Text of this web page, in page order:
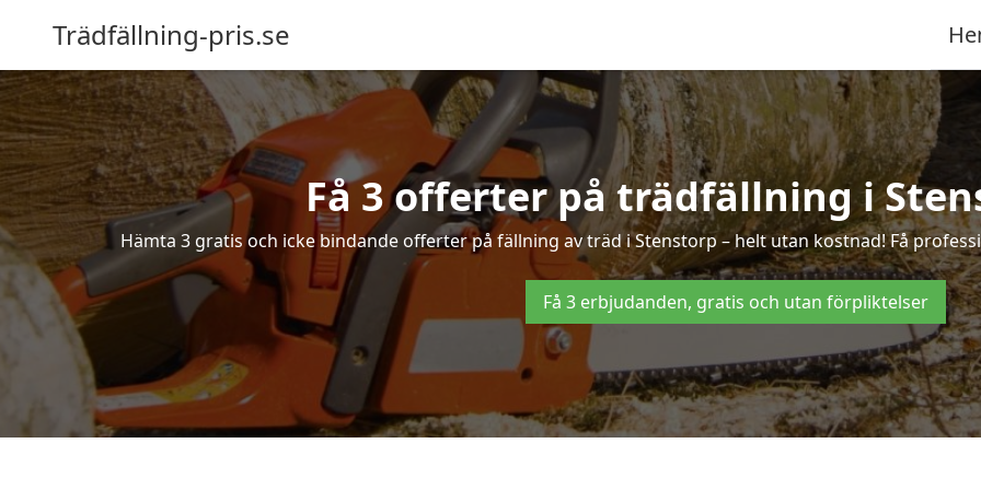
Trädfällning-pris.se
Få 3 offerter på trädfällning i
Hämta 3 gratis och icke bindande offerter på fällning av träd i Stenstorp – helt utan kostnad! Få
Få 3 erbjudanden, gratis och utan förpliktelser